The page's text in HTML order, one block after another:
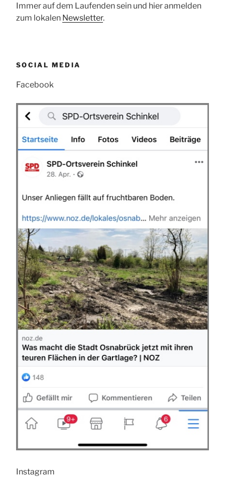
Immer auf dem Laufenden sein und hier anmelden
zum lokalen Newsletter.
SOCIAL MEDIA
Facebook
Instagram